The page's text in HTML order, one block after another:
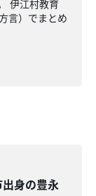
伊江村教育
言）でまとめ
身の豊永